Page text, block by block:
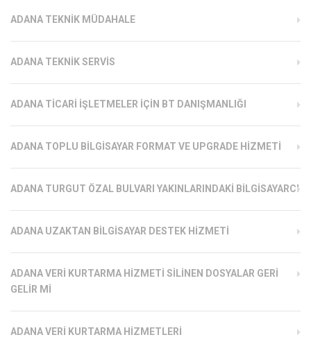
ADANA TEKNIK MÜDAHALE
ADANA TEKNIK SERVIS
ADANA TICARI İŞLETMELER İÇIN BT DANIŞMANLIĞI
ADANA TOPLU BILGISAYAR FORMAT VE UPGRADE HIZMETI
ADANA TURGUT ÖZAL BULVARI YAKINLARINDAKI BILGISAYARCI
ADANA UZAKTAN BILGISAYAR DESTEK HIZMETI
ADANA VERI KURTARMA HIZMETI SILINEN DOSYALAR GERI
GELIR MI
ADANA VERI KURTARMA HIZMETLERI